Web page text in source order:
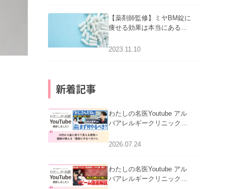
【薬剤師監修】ミヤBM錠に
痩せる効果は本当にある
2023.11.10
新着記事
わたしの名医Youtube アル
バアレルギークリニック札
える男性へ｜医師が教える
2026.07.24
わたしの名医Youtube アル
バアレルギークリニック札